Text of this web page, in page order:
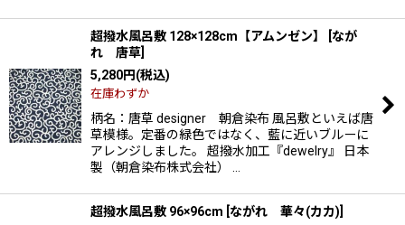
超撥水風呂敷 128×128cm【アムンゼン】
なが
れ 唐草
5,280円(税込)
在庫わずか
柄名：唐草 designer 朝倉染布 風呂敷といえば唐
草模様。定番の緑色ではなく、藍に近いブルーに
アレンジしました。 超撥水加工『dewelry』 日本
製（朝倉染布株式会社） …
超撥水風呂敷 96×96cm ながれ 華々(カカ)